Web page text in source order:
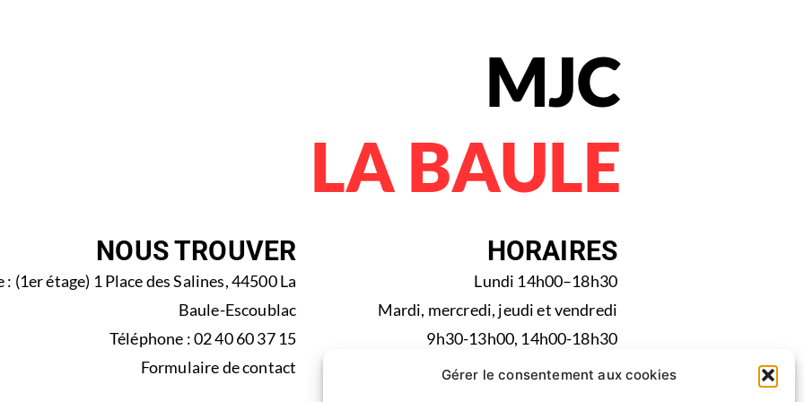
Gérer le consentement aux cookies
MJC
LA BAULE
NOUS TROUVER
: (1er étage) 1 Place des Salines, 44500 La
Baule-Escoublac
Téléphone : 02 40 60 37 15
Formulaire de contact
HORAIRES
Lundi 14h00–18h30
Mardi, mercredi, jeudi et vendredi
9h30-13h00, 14h00-18h30
Samedi Fermé